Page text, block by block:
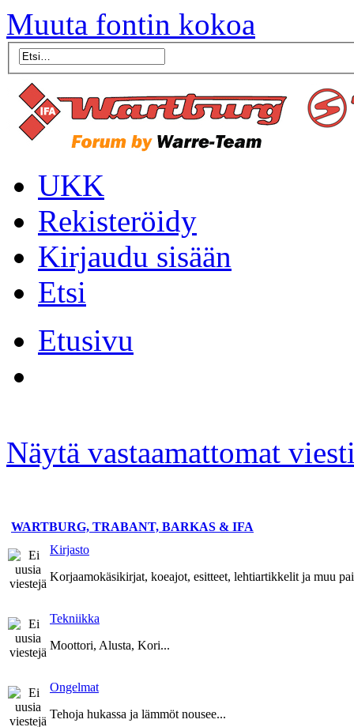
Muuta fontin kokoa
UKK
Rekisteröidy
Kirjaudu sisään
Etsi
Etusivu
Näytä vastaamattomat
WARTBURG, TRABANT, BARKAS & IFA
Kirjasto
Korjaamokäsikirjat, koeajot, esitteet, lehtiartikkelit ja muu
Tekniikka
Moottori, Alusta, Kori...
Ongelmat
Tehoja hukassa ja lämmöt nousee...